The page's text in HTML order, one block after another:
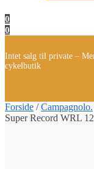
0
0
Intet salg til private –
cykelbutik
Forside /Campagnolo.
Super Record WRL